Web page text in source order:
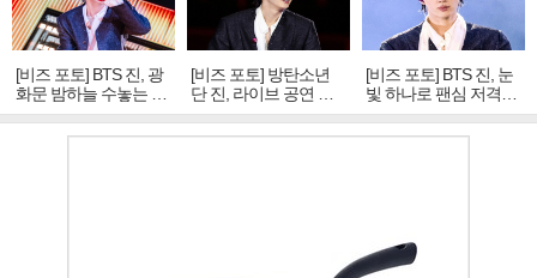
[비즈 포토] BTS 진, 광
화문 밤하늘 수놓는 '비
주얼 킹'의 열창
[비즈 포토] 방탄소년
단 진, 라이브 공연 중
빛나는 독보적 아우라
[비즈 포토] BTS 진, 눈
빛 하나로 팬심 저격…
독보적 카리스마